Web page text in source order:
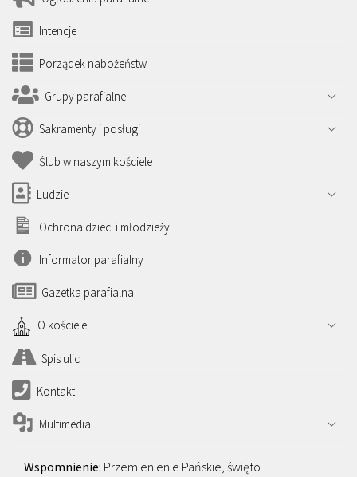
Intencje
Porządek nabożeństw
Grupy parafialne
Sakramenty i posługi
Ślub w naszym kościele
Ludzie
Ochrona dzieci i młodzieży
Informator parafialny
Gazetka parafialna
O kościele
Spis ulic
Kontakt
Multimedia
Przemienienie Pańskie, święto